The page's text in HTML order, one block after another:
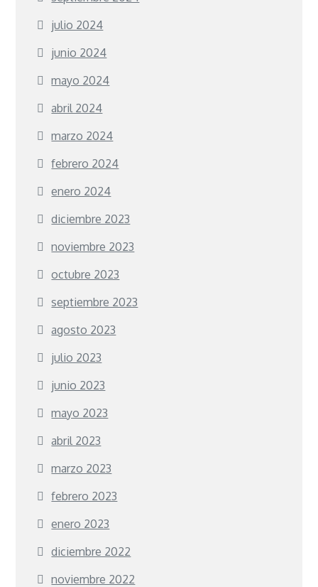
julio 2024
junio 2024
mayo 2024
abril 2024
marzo 2024
febrero 2024
enero 2024
diciembre 2023
noviembre 2023
octubre 2023
septiembre 2023
agosto 2023
julio 2023
junio 2023
mayo 2023
abril 2023
marzo 2023
febrero 2023
enero 2023
diciembre 2022
noviembre 2022